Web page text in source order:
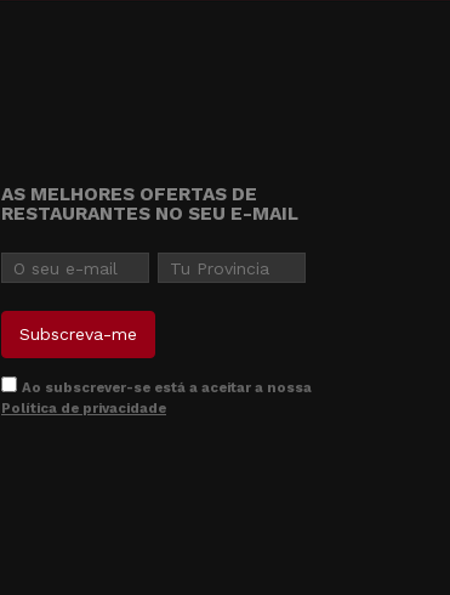
AS MELHORES OFERTAS DE
RESTAURANTES NO SEU E-MAIL
Ao subscrever-se está a aceitar a nossa
Política de privacidade